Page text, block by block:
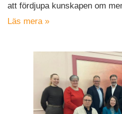
att fördjupa kunskapen om
Läs mera »